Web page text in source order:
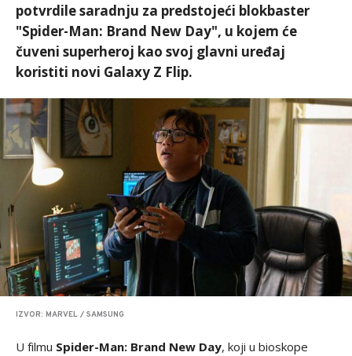
potvrdile saradnju za predstojeći blokbaster
"Spider-Man: Brand New Day", u kojem će
čuveni superheroj kao svoj glavni uređaj
koristiti novi Galaxy Z Flip.
IZVOR: MARVEL / SAMSUNG
U filmu Spider-Man: Brand New Day, koji u bioskope